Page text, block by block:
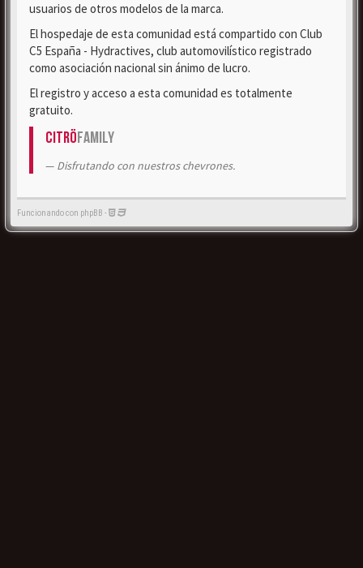
usuarios de otros modelos de la marca.
El hospedaje de esta comunidad está compartido con Club
C5 España - Hydractives, club automovilístico registrado
como asociación nacional sin ánimo de lucro.
El registro y acceso a esta comunidad es totalmente
gratuito.
CitröFamily
Disfrutando con nuestros chevrones.
Funcionando con phpBB -